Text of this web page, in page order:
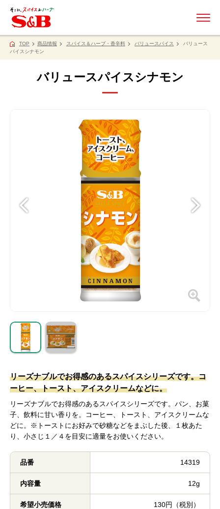
TOP 商品情報 スパイス＆ハーブ・香辛料 バリュースパイス
バリュース
パイスシナモン
バリュースパイスシナモン
リーズナブルでお得感のあるスパイスシリーズです。コ
ーヒー、トースト、アイスクリームなどに。
リーズナブルでお得感のあるスパイスシリーズです。パン、お菓
子、飲料に甘い香りを。コーヒー、トースト、アイスクリームな
どに。※トーストにお好みで砂糖などをまぶした後、１枚あた
り、小さじ１／４を目安に適量をお使いください。
品番 14319
内容量 12g
希望小売価格 130円（税別）